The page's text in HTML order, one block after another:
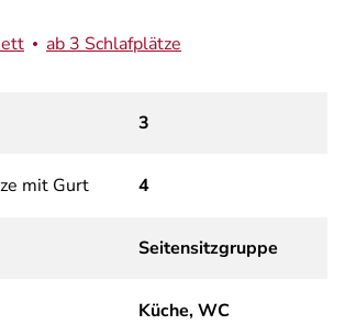
ab 3 Schlafplätze
3
mit Gurt 4
Seitensitzgruppe
Küche, WC